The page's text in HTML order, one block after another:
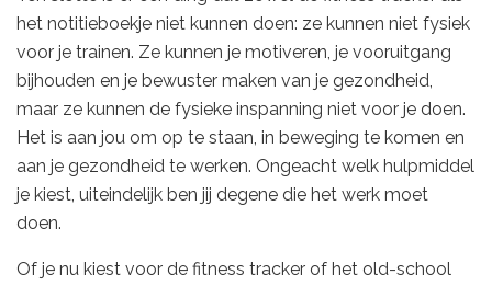
het notitieboekje niet kunnen doen: ze kunnen niet fysiek
voor je trainen. Ze kunnen je motiveren, je vooruitgang
bijhouden en je bewuster maken van je gezondheid,
maar ze kunnen de fysieke inspanning niet voor je doen.
Het is aan jou om op te staan, in beweging te komen en
aan je gezondheid te werken. Ongeacht welk hulpmiddel
je kiest, uiteindelijk ben jij degene die het werk moet
doen.
Of je nu kiest voor de fitness tracker of het old-school